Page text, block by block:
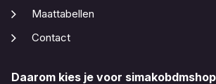
Maattabellen
Contact
Daarom kies je voor